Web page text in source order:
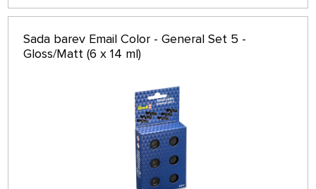
Sada barev Email Color - General Set 5 -
Gloss/Matt (6 x 14 ml)